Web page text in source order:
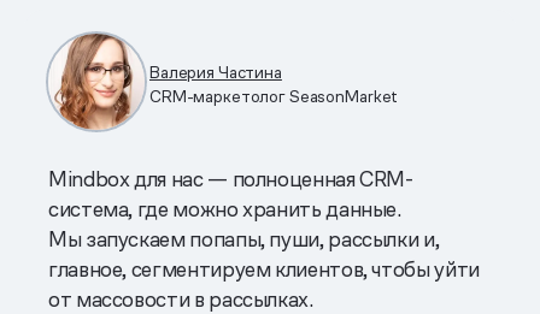
Валерия Частина
CRM-маркетолог SeasonMarket
Mindbox для нас — полноценная CRM-
система, где можно хранить данные.
Мы запускаем попапы, пуши, рассылки и,
главное, сегментируем клиентов, чтобы уйти
от массовости в рассылках.